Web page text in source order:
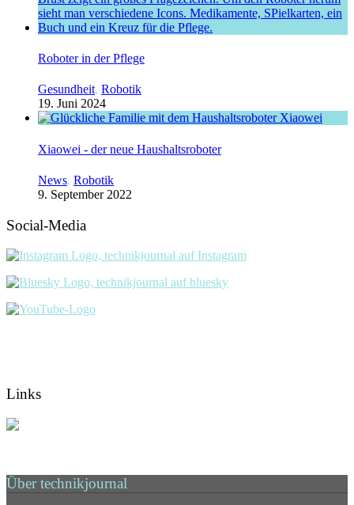
Roboter in der Pflege
Gesundheit, Robotik
19. Juni 2024
Xiaowei - der neue Haushaltsroboter
News, Robotik
9. September 2022
Social-Media
Links
Über technikjournal